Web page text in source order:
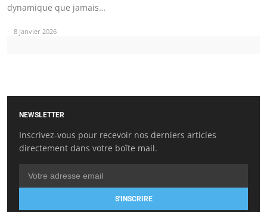
dynamique que jamais…
8 janvier 2026
NEWSLETTER
Inscrivez-vous pour recevoir nos derniers articles
directement dans votre boîte mail.
S'INSCRIRE